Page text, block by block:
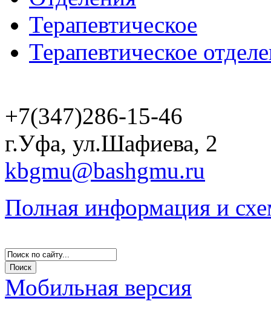
Терапевтическое
Терапевтическое
+7(347)286-15-46
г.Уфа, ул.Шафиева, 2
kbgmu@bashgmu.ru
Полная информация и
Мобильная версия